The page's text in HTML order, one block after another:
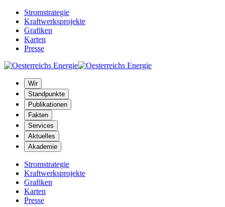
Stromstrategie
Kraftwerksprojekte
Grafiken
Karten
Presse
Wir
Standpunkte
Publikationen
Fakten
Services
Aktuelles
Akademie
Stromstrategie
Kraftwerksprojekte
Grafiken
Karten
Presse